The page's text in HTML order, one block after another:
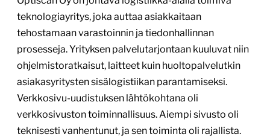
teknologiayritys, joka auttaa asiakkaitaan
tehostamaan varastoinnin ja tiedonhallinnan
prosesseja. Yrityksen palvelutarjontaan kuuluvat niin
ohjelmistoratkaisut, laitteet kuin huoltopalvelutkin
asiakasyritysten sisälogistiikan parantamiseksi.
Verkkosivu-uudistuksen lähtökohtana oli
verkkosivuston toiminnallisuus. Aiempi sivusto oli
teknisesti vanhentunut, ja sen toiminta oli rajallista.